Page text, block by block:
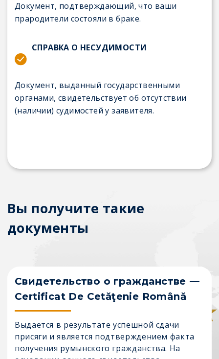
Документ, подтверждающий, что ваши
прародители состояли в браке.
СПРАВКА О НЕСУДИМОСТИ
Документ, выданный государственными
органами, свидетельствует об отсутствии
(наличии) судимостей у заявителя.
Вы получите такие
документы
Свидетельство о гражданстве
Certificat De Cetăţenie Română
Выдается в результате успешной сдачи
присяги и является подтверждением факта
получения румынского гражданства. На